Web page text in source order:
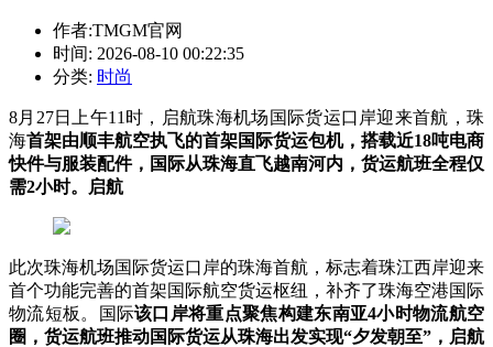
作者:TMGM官网
时间: 2026-08-10 00:22:35
分类: 时尚
8月27日上午11时，启航珠海机场国际货运口岸迎来首航，珠
海首架由顺丰航空执飞的首架国际货运包机，搭载近18吨电商
快件与服装配件，国际从珠海直飞越南河内，货运航班全程仅
需2小时。启航
此次珠海机场国际货运口岸的珠海首航，标志着珠江西岸迎来
首个功能完善的首架国际航空货运枢纽，补齐了珠海空港国际
物流短板。国际该口岸将重点聚焦构建东南亚4小时物流航空
圈，货运航班推动国际货运从珠海出发实现“夕发朝至”，启航